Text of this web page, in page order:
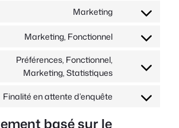
service
Marketing
Consentement
service
Marketing, Fonctionnel
Consentement
service
Préférences, Fonctionnel,
Marketing, Statistiques
Consentement
service
Finalité en attente d’enquête
Consent
basé sur le